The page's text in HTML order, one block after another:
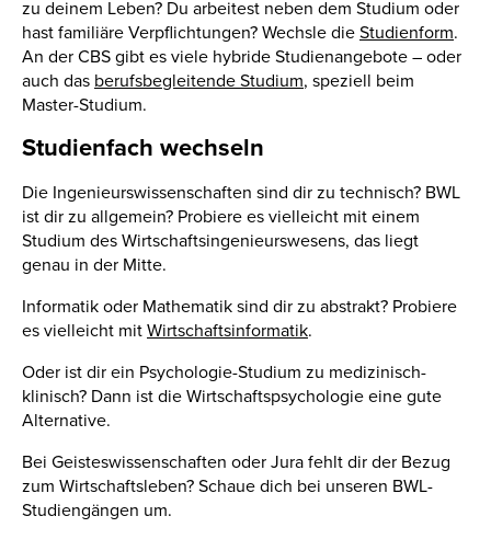
zu deinem Leben? Du arbeitest neben dem Studium oder
hast familiäre Verpflichtungen? Wechsle die Studienform.
An der CBS gibt es viele hybride Studienangebote – oder
auch das berufsbegleitende Studium, speziell beim
Master-Studium.
Studienfach wechseln
Die Ingenieurswissenschaften sind dir zu technisch? BWL
ist dir zu allgemein? Probiere es vielleicht mit einem
Studium des Wirtschaftsingenieurswesens, das liegt
genau in der Mitte.
Informatik oder Mathematik sind dir zu abstrakt? Probiere
es vielleicht mit Wirtschaftsinformatik.
Oder ist dir ein Psychologie-Studium zu medizinisch-
klinisch? Dann ist die Wirtschaftspsychologie eine gute
Alternative.
Bei Geisteswissenschaften oder Jura fehlt dir der Bezug
zum Wirtschaftsleben? Schaue dich bei unseren BWL-
Studiengängen um.